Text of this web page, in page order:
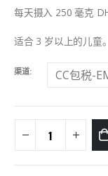
每天摄入 250 毫克
适合 3 岁以上的儿童
渠道 CC包税-